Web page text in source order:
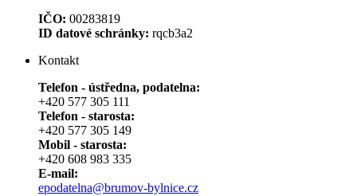
IČO: 00283819
ID datové schránky: rqcb3a2
Kontakt
Telefon - ústředna, podatelna:
+420 577 305 111
Telefon - starosta:
+420 577 305 149
Mobil - starosta:
+420 608 983 335
E-mail:
epodatelna@brumov-bylnice.cz